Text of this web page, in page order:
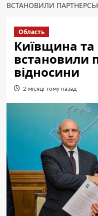
ВСТАНОВИЛИ
Область
Київщина та
встановили
відносини
2 місяці тому назад